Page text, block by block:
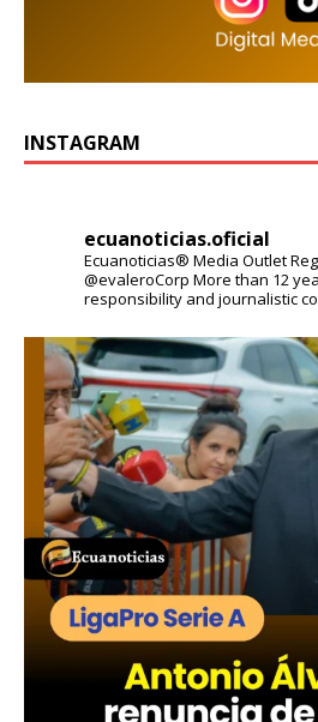
INSTAGRAM
ecuanoticias.oficial
Ecuanoticias® Media Outlet
@evaleroCorp More than 12
responsibility and journalistic